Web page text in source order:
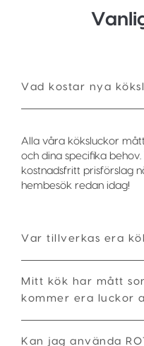
Vad kostar nya
Alla våra köksluckor
och dina specifika
kostnadsfritt prisförslag
hembesök redan idag!
Var tillverkas era
Mitt kök har mått
kommer era luckor
Kan jag använda